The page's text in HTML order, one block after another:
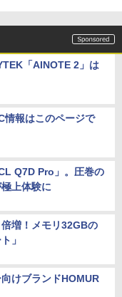
「AINOTE 2」は
情報はこのページで
Q7D Pro」。圧巻の
上体験に
増！メモリ32GBの
」
けブランドHOMUR